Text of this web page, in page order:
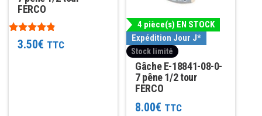
FERCO
Note
4.71
3.50€ TTC
4 pièce(s) EN STOCK
Expédition Jour J*
Stock limité
Gâche E-18841-08-0-
7 pêne 1/2 tour
FERCO
8.00€ TTC